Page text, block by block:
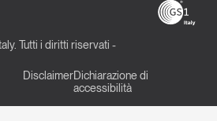
Tutti i diritti riservati -
DisclaimerDichiarazione di
accessibilità